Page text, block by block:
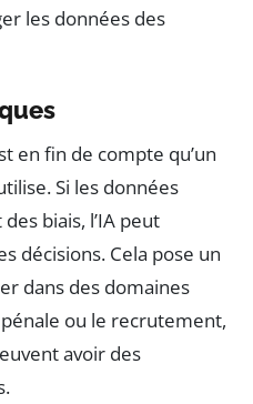
les données des
en fin de compte qu’un
Si les données
biais, l’IA peut
décisions. Cela pose un
dans des domaines
ou le recrutement,
avoir des